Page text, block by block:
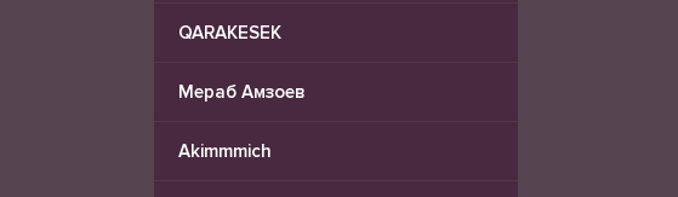
QARAKESEK
Мераб Амзоев
Akimmmich